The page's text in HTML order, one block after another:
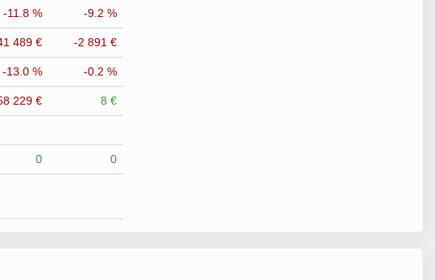
-11.8 % -9.2 %
489 € -2 891 €
-13.0 % -0.2 %
229 € 8 €
0 0